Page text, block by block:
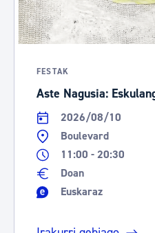
FESTAK
Aste Nagusia:
2026/08/10
Boulevard
11:00 - 20:30
Doan
Euskaraz